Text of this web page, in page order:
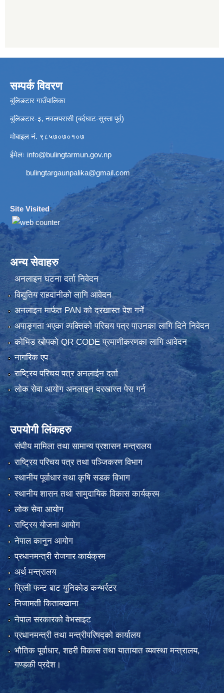
सम्पर्क विवरण
बुलिङटार गाउँपालिका
बुलिङटार-३, नवलपरासी (बर्दघाट-सुस्ता पूर्व)
मोबाइल नं. ९८५७०७०१०७
ईमेलः info@bulingtarmun.gov.np
bulingtargaunpalika@gmail.com
Site Visited:
अन्य सेवाहरु
अनलाइन घटना दर्ता निवेदन
विद्युतिय राहदानीको लागि आवेदन
अनलाइन मार्फत PAN को दरखास्त पेश गर्ने
अपाङ्गता भएका व्यक्तिको परिचय पत्र पाउनका लागि दिने निवेदन
कोभिड खोपको QR CODE प्रमाणीकरणका लागि आवेदन
नागरिक एप
राष्ट्रिय परिचय पत्र अनलाईन दर्ता
लोक सेवा आयोग अनलाइन दरखास्त पेस गर्न
उपयोगी लिंकहरु
संघीय मामिला तथा सामान्य प्रशासन मन्त्रालय
राष्ट्रिय परिचय पत्र तथा पञ्जिकरण विभाग
स्थानीय पूर्वाधार तथा कृषि सडक विभाग
स्थानीय शासन तथा सामुदायिक विकास कार्यक्रम
लोक सेवा आयोग
राष्ट्रिय योजना आयोग
नेपाल कानुन आयोग
प्रधानमन्त्री रोजगार कार्यक्रम
अर्थ मन्त्रालय
प्रिती फन्ट बाट युनिकोड कन्भर्रटर
निजामती किताबखाना
नेपाल सरकारको वेभसाइट
प्रधानमन्त्री तथा मन्त्रीपरिषद्को कार्यालय
भौतिक पूर्वाधार, शहरी विकास तथा यातायात व्यवस्था मन्त्रालय,
गण्डकी प्रदेश।